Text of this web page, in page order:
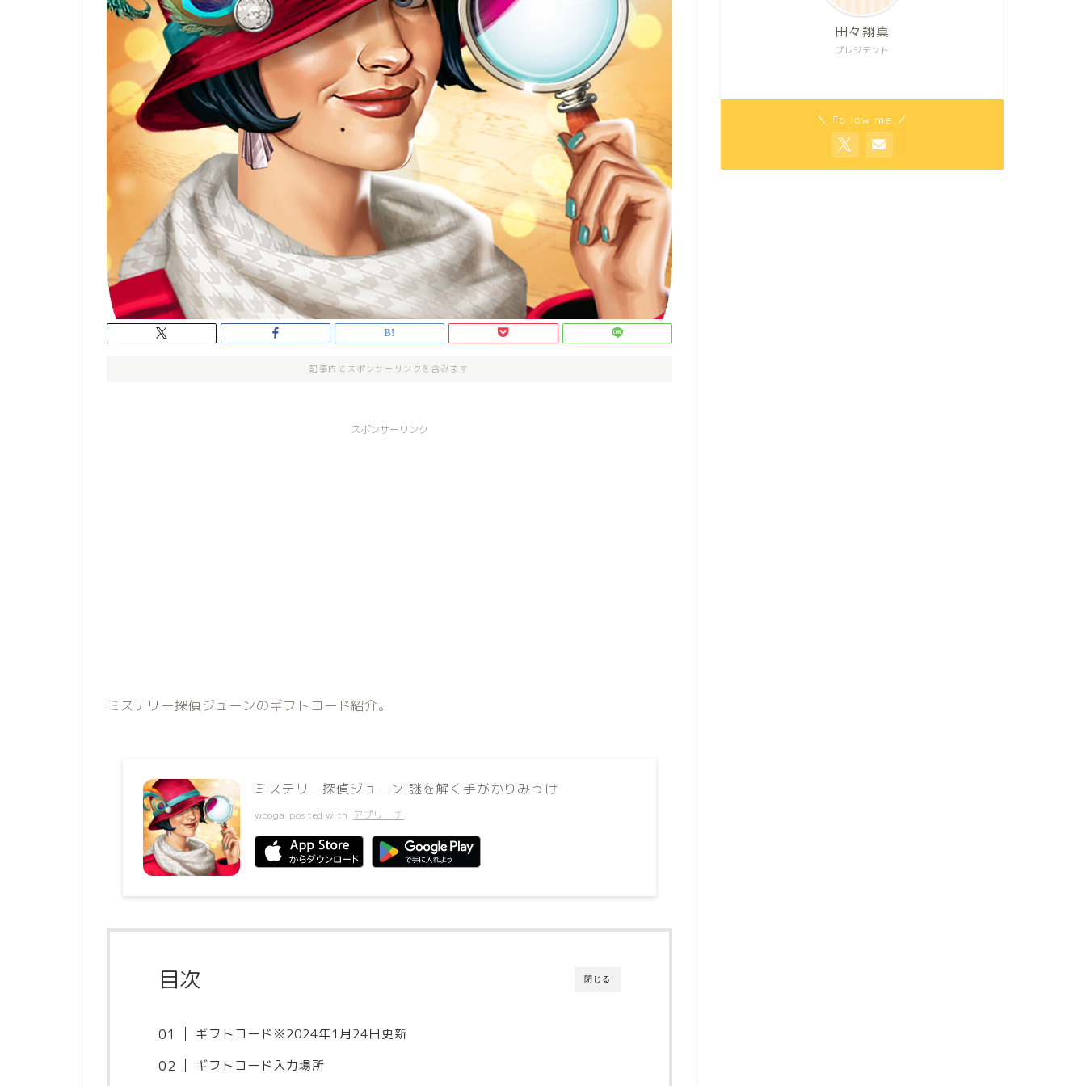
記事内にスポンサーリンクを含みます
スポンサーリンク
ミステリー探偵ジューンのギフトコード紹介。
ミステリー探偵ジューン:謎を解く手がかりみっけ
wooga posted with アプリーチ
閉じる
目次
ギフトコード※2024年1月24日更新
ギフトコード入力場所
プレジデント
田々翔真
＼ Follow me ／